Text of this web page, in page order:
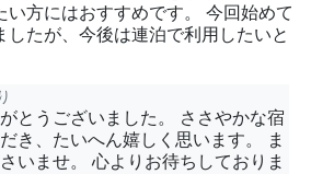
方にはおすすめです。 今回始めて
たが、今後は連泊で利用したいと
とうございました。 ささやかな宿
き、たいへん嬉しく思います。 ま
いませ。 心よりお待ちしておりま